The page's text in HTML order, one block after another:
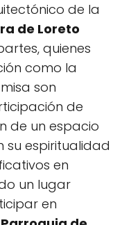
de la
de Loreto
quienes
como la
son
de
de un espacio
espiritualidad
en
un lugar
en